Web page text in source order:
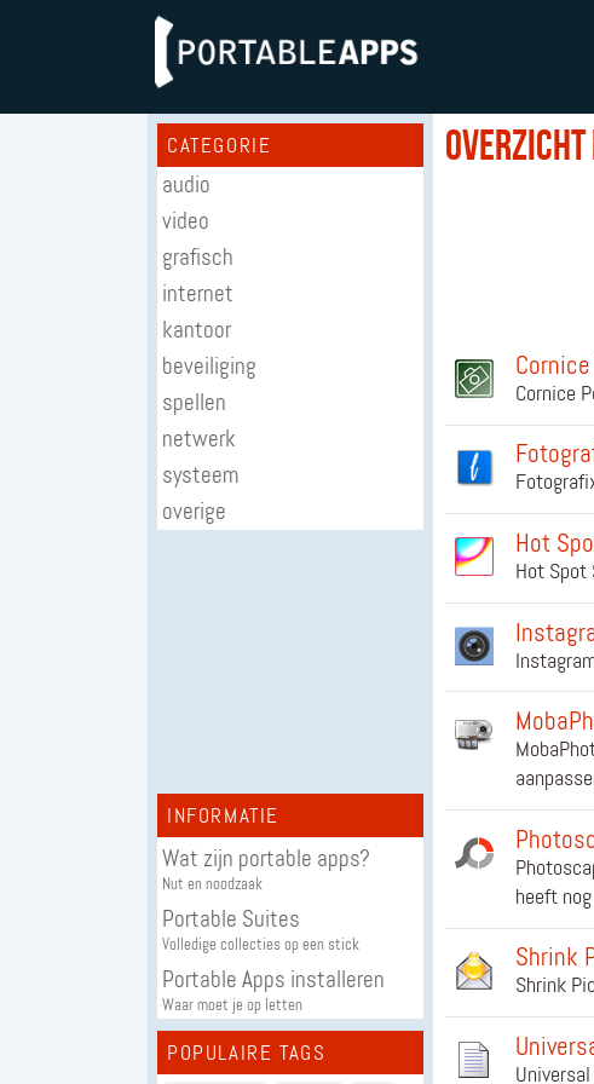
CATEGORIE
audio
video
grafisch
internet
kantoor
beveiliging
spellen
netwerk
systeem
overige
INFORMATIE
Wat zijn portable apps?
Nut en noodzaak
Portable Suites
Volledige collecties op een stick
Portable Apps installeren
Waar moet je op letten
POPULAIRE TAGS
Cornice
Hot
Hot Spot
heeft
Shrink
Shrink